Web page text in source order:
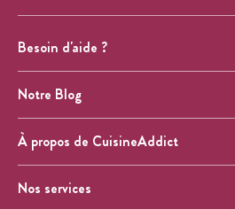
Besoin d'aide ?
Notre Blog
À propos de CuisineAddict
Nos services